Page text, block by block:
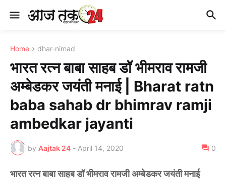
Home dhar-nimad
भारत रत्न बाबा साहब डॉ भीमराव रामजी
अम्बेडकर जयंती मनाई | Bharat ratn
baba sahab dr bhimrav ramji
ambedkar jayanti
by Aajtak 24 - April 14, 2020 0
भारत रत्न बाबा साहब डॉ भीमराव रामजी अम्बेडकर जयंती मनाई